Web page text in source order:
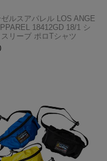
ゼルスアパレル LOS ANGE
18412GD 18/1 シ
スリーブ ポロTシャツ